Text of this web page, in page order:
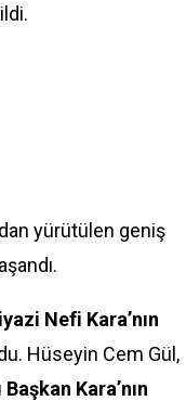
yürütülen geniş
Nefi Kara’nın
Hüseyin Cem Gül,
Kara’nın